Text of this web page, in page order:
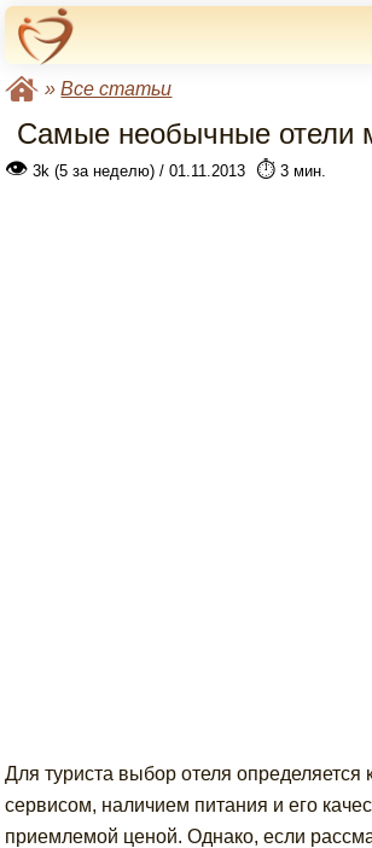
»Все статьи
Самые необычные отели
👁 3k (5 за неделю) / 01.11.2013 ⏱️ 3 мин.
Для туриста выбор отеля определяется
сервисом, наличием питания и его
приемлемой ценой. Однако, если